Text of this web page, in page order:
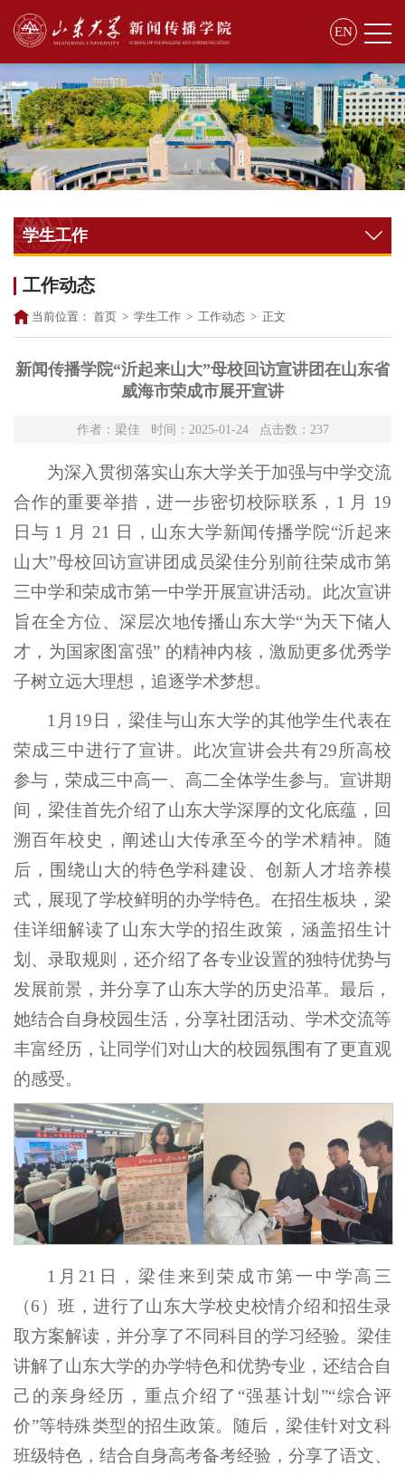
EN
学生工作
工作动态
当前位置： 首页 > 学生工作 > 工作动态 > 正文
新闻传播学院“沂起来山大”母校回访宣讲团在山东省
威海市荣成市展开宣讲
作者：梁佳 时间：2025-01-24 点击数： 237
为深入贯彻落实山东大学关于加强与中学交流
合作的重要举措，进一步密切校际联系，1 月 19
日与 1 月 21 日，山东大学新闻传播学院“沂起来
山大”母校回访宣讲团成员梁佳分别前往荣成市第
三中学和荣成市第一中学开展宣讲活动。此次宣讲
旨在全方位、深层次地传播山东大学“为天下储人
才，为国家图富强” 的精神内核，激励更多优秀学
子树立远大理想，追逐学术梦想。
1月19日，梁佳与山东大学的其他学生代表在
荣成三中进行了宣讲。此次宣讲会共有29所高校
参与，荣成三中高一、高二全体学生参与。宣讲期
间，梁佳首先介绍了山东大学深厚的文化底蕴，回
溯百年校史，阐述山大传承至今的学术精神。随
后，围绕山大的特色学科建设、创新人才培养模
式，展现了学校鲜明的办学特色。在招生板块，梁
佳详细解读了山东大学的招生政策，涵盖招生计
划、录取规则，还介绍了各专业设置的独特优势与
发展前景，并分享了山东大学的历史沿革。最后，
她结合自身校园生活，分享社团活动、学术交流等
丰富经历，让同学们对山大的校园氛围有了更直观
的感受。
1月21日，梁佳来到荣成市第一中学高三
（6）班，进行了山东大学校史校情介绍和招生录
取方案解读，并分享了不同科目的学习经验。梁佳
讲解了山东大学的办学特色和优势专业，还结合自
己的亲身经历，重点介绍了“强基计划”“综合评
价”等特殊类型的招生政策。随后，梁佳针对文科
班级特色，结合自身高考备考经验，分享了语文、